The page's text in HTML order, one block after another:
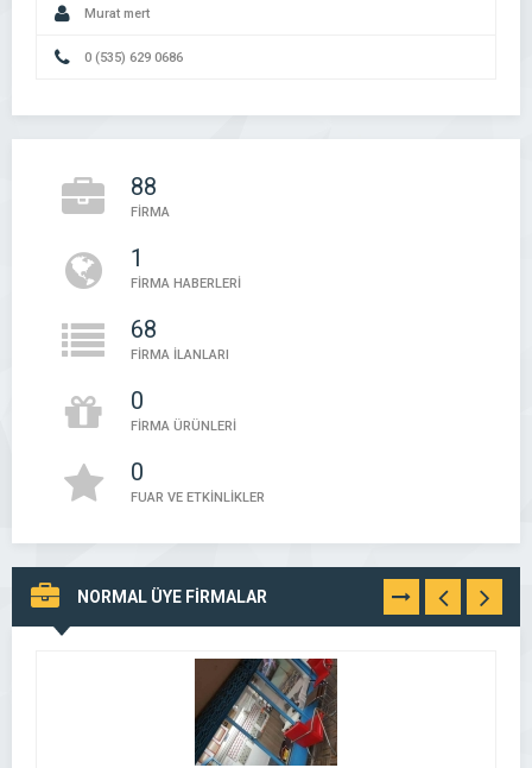
Murat mert
0 (535) 629 0686
88
FİRMA
1
FİRMA HABERLERİ
68
FİRMA İLANLARI
0
FİRMA ÜRÜNLERİ
0
FUAR VE ETKİNLİKLER
NORMAL ÜYE FİRMALAR TÜMÜNÜ
GÖR